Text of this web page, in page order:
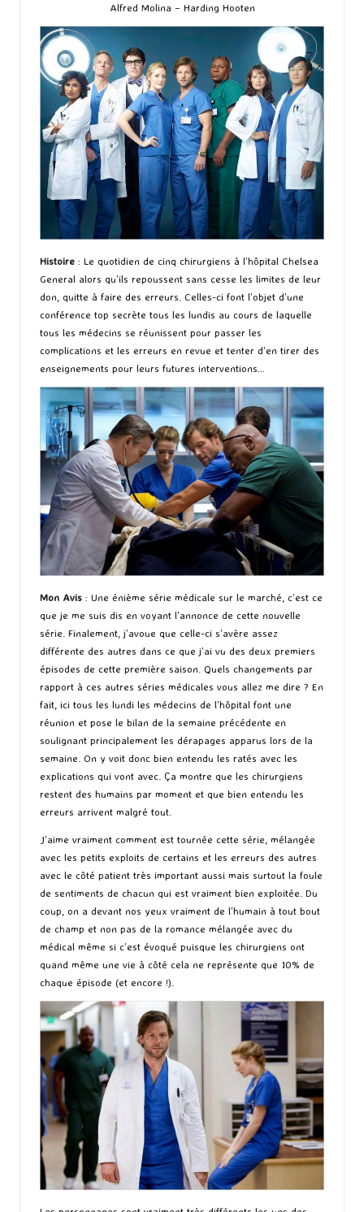
Alfred Molina – Harding Hooten
Histoire : Le quotidien de cinq chirurgiens à l’hôpital Chelsea
General alors qu’ils repoussent sans cesse les limites de leur
don, quitte à faire des erreurs. Celles-ci font l’objet d’une
conférence top secrète tous les lundis au cours de laquelle
tous les médecins se réunissent pour passer les
complications et les erreurs en revue et tenter d’en tirer des
enseignements pour leurs futures interventions…
Mon Avis : Une énième série médicale sur le marché, c’est ce
que je me suis dis en voyant l’annonce de cette nouvelle
série. Finalement, j’avoue que celle-ci s’avère assez
différente des autres dans ce que j’ai vu des deux premiers
épisodes de cette première saison. Quels changements par
rapport à ces autres séries médicales vous allez me dire ? En
fait, ici tous les lundi les médecins de l’hôpital font une
réunion et pose le bilan de la semaine précédente en
soulignant principalement les dérapages apparus lors de la
semaine. On y voit donc bien entendu les ratés avec les
explications qui vont avec. Ça montre que les chirurgiens
restent des humains par moment et que bien entendu les
erreurs arrivent malgré tout.
J’aime vraiment comment est tournée cette série, mélangée
avec les petits exploits de certains et les erreurs des autres
avec le côté patient très important aussi mais surtout la foule
de sentiments de chacun qui est vraiment bien exploitée. Du
coup, on a devant nos yeux vraiment de l’humain à tout bout
de champ et non pas de la romance mélangée avec du
médical même si c’est évoqué puisque les chirurgiens ont
quand même une vie à côté cela ne représente que 10% de
chaque épisode (et encore !).